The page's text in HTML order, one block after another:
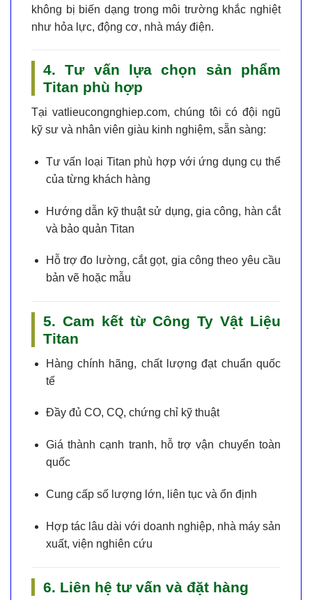
không bị biến dạng trong môi trường khắc nghiệt
như hỏa lực, động cơ, nhà máy điện.
4. Tư vấn lựa chọn sản phẩm
Titan phù hợp
Tại vatlieucongnghiep.com, chúng tôi có đội ngũ
kỹ sư và nhân viên giàu kinh nghiệm, sẵn sàng:
Tư vấn loại Titan phù hợp với ứng dụng cụ thể
của từng khách hàng
Hướng dẫn kỹ thuật sử dụng, gia công, hàn cắt
và bảo quản Titan
Hỗ trợ đo lường, cắt gọt, gia công theo yêu cầu
bản vẽ hoặc mẫu
5. Cam kết từ Công Ty Vật Liệu
Titan
Hàng chính hãng, chất lượng đạt chuẩn quốc
tế
Đầy đủ CO, CQ, chứng chỉ kỹ thuật
Giá thành cạnh tranh, hỗ trợ vận chuyển toàn
quốc
Cung cấp số lượng lớn, liên tục và ổn định
Hợp tác lâu dài với doanh nghiệp, nhà máy sản
xuất, viện nghiên cứu
6. Liên hệ tư vấn và đặt hàng